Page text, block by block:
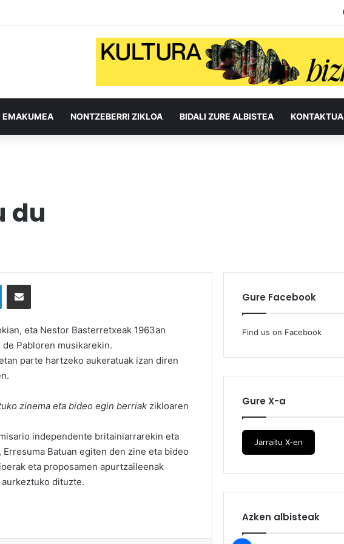
EMAKUMEA NONTZEBERRI ZIKLOA BIDALI ZURE ALBISTEA KONTAKTUA
du
eta Nestor Basterretxeak 1963an
Pabloren musikarekin.
parte hartzeko aukeratuak izan diren
zinema eta bideo egin berriak zikloaren
independente britainiarrarekin eta
Batuan egiten den zine eta bideo
eta proposamen apurtzaileenak
dituzte.
Gure Facebook
Find us on Facebook
Gure X-a
Jarraitu X-en
Azken albisteak